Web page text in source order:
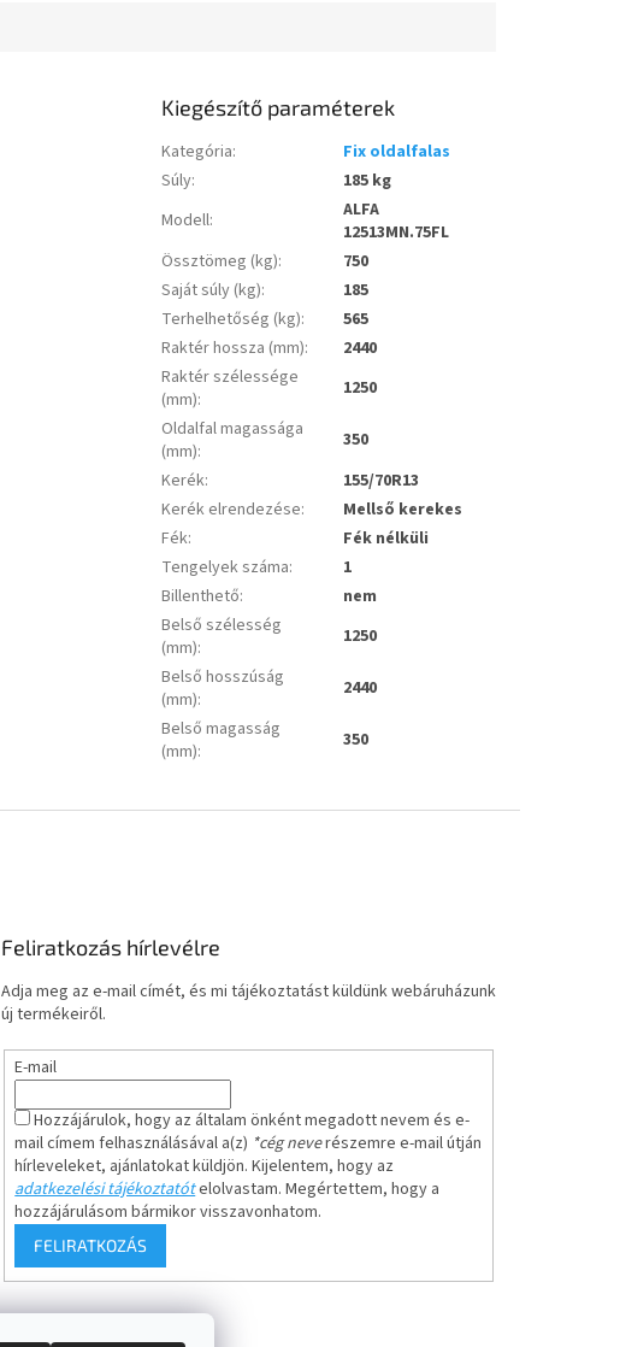
Kiegészítő paraméterek
Kategória:
Fix oldalfalas
Súly:
185 kg
Modell:
ALFA
12513MN.75FL
Össztömeg (kg):
750
Saját súly (kg):
185
Terhelhetőség (kg):
565
Raktér hossza (mm):
2440
Raktér szélessége
(mm):
1250
Oldalfal magassága
(mm):
350
Kerék:
155/70R13
Kerék elrendezése:
Mellső kerekes
Fék:
Fék nélküli
Tengelyek száma:
1
Billenthető:
nem
Belső szélesség
(mm):
1250
Belső hosszúság
(mm):
2440
Belső magasság
(mm): 350
Feliratkozás hírlevélre
Adja meg az e-mail címét, és mi tájékoztatást küldünk webáruházunk
új termékeiről.
E-mail
Hozzájárulok, hogy az általam önként megadott nevem és e-
mail címem felhasználásával a(z) *cég neverészemre e-mail útján
hírleveleket, ajánlatokat küldjön. Kijelentem, hogy az
adatkezelési tájékoztatótelolvastam. Megértettem, hogy a
hozzájárulásom bármikor visszavonhatom.
FELIRATKOZÁS